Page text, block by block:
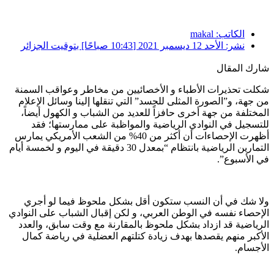
الكاتب: makal
نشر: الأحد 12 ديسمبر 2021 [10:43 صباحًا] بتوقيت الجزائر
شارك المقال
شكلت تحذيرات الأطباء و الأخصائيين من مخاطر وعواقب السمنة
من جهة، و”الصورة المثلى للجسد” التي تنقلها إلينا وسائل الإعلام
المختلفة من جهة أخرى حافزاً للعديد من الشباب و الكهول أيضاً،
للتسجيل في النوادي الرياضية والمواظبة على ممارستها؛ فقد
أظهرت الإحصاءات أن أكثر من 40% من الشعب الأمريكي يمارس
التمارين الرياضية بانتظام “بمعدل 30 دقيقة في اليوم و لخمسة أيام
في الأسبوع”.
ولا شك في أن النسب ستكون أقل بشكل ملحوظ فيما لو أجري
الإحصاء نفسه في الوطن العربي، و لكن إقبال الشباب على النوادي
الرياضية قد ازداد بشكل ملحوظ بالمقارنة مع وقت سابق، والعدد
الأكبر منهم يقصدها بهدف زيادة كتلتهم العضلية في رياضة كمال
الأجسام.